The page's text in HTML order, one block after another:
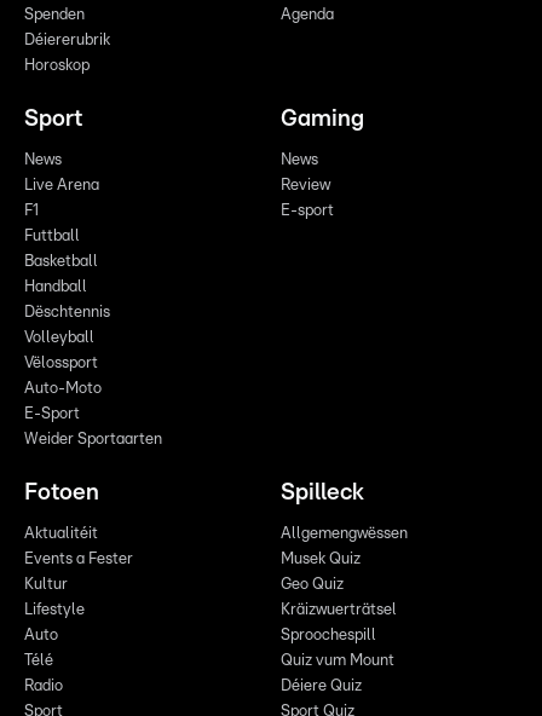
Spenden
Déiererubrik
Horoskop
Agenda
Sport
News
Live Arena
F1
Futtball
Basketball
Handball
Dëschtennis
Volleyball
Vëlossport
Auto-Moto
E-Sport
Weider Sportaarten
Gaming
News
Review
E-sport
Fotoen
Aktualitéit
Events a Fester
Kultur
Lifestyle
Auto
Télé
Radio
Sport
Spilleck
Allgemengwëssen
Musek Quiz
Geo Quiz
Kräizwuerträtsel
Sproochespill
Quiz vum Mount
Déiere Quiz
Sport Quiz